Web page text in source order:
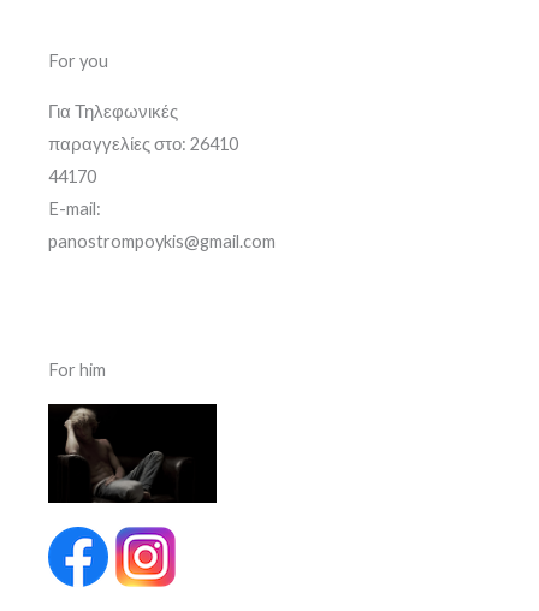
For you
Για Τηλεφωνικές
παραγγελίες στο: 26410
44170
E-mail:
panostrompoykis@gmail.com
For him